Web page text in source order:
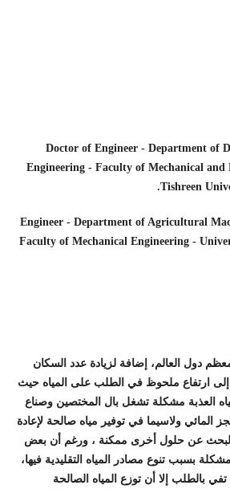
* Doctor of Engineer - Department of
Engineering - Faculty of Mechanical and
Tishreen
**Engineer - Department of Agricultural
Faculty of Mechanical Engineering -
دول العالم، إضافة لزيادة عدد السكان
ارتفاع ملحوظ في الطلب على المياه حيث
العذبة مشكلة تشغل بال المختصين وصناع
المائي ولاسيما في توفير مياه صالحة لإعادة
البحث عن حلول أخرى ممكنة ، ورغم أن بعض
بسبب تنوع مصادر المياه التقليدية فيها،
بالطلب إلا أن توزع المياه الصالحة